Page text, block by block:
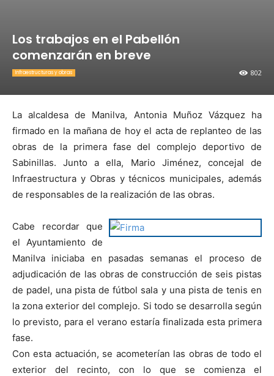
Los trabajos en el Pabellón
comenzarán en breve
802
Infraestructuras y obras
La alcaldesa de Manilva, Antonia Muñoz Vázquez ha
firmado en la mañana de hoy el acta de replanteo de las
obras de la primera fase del complejo deportivo de
Sabinillas. Junto a ella, Mario Jiménez, concejal de
Infraestructura y Obras y técnicos municipales, además
de responsables de la realización de las obras.
Cabe recordar que
el Ayuntamiento de
Manilva iniciaba en pasadas semanas el proceso de
adjudicación de las obras de construcción de seis pistas
de padel, una pista de fútbol sala y una pista de tenis en
la zona exterior del complejo. Si todo se desarrolla según
lo previsto, para el verano estaría finalizada esta primera
fase.
Con esta actuación, se acometerían las obras de todo el
exterior del recinto, con lo que se comienza el